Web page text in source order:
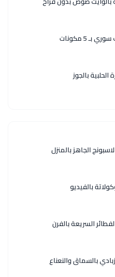
5 مكونات
بالجوز
الجاهز بالمنزل
بالفيديو
السريعة بالفرن
بالسماق والنعناع